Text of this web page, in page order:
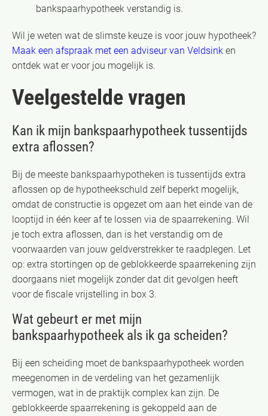
bankspaarhypotheek verstandig is.
Wil je weten wat de slimste keuze is voor jouw hypotheek?
Maak een afspraak met een adviseur van Veldsink en
ontdek wat er voor jou mogelijk is.
Veelgestelde vragen
Kan ik mijn bankspaarhypotheek tussentijds
extra aflossen?
Bij de meeste bankspaarhypotheken is tussentijds extra
aflossen op de hypotheekschuld zelf beperkt mogelijk,
omdat de constructie is opgezet om aan het einde van de
looptijd in één keer af te lossen via de spaarrekening. Wil
je toch extra aflossen, dan is het verstandig om de
voorwaarden van jouw geldverstrekker te raadplegen. Let
op: extra stortingen op de geblokkeerde spaarrekening zijn
doorgaans niet mogelijk zonder dat dit gevolgen heeft
voor de fiscale vrijstelling in box 3.
Wat gebeurt er met mijn
bankspaarhypotheek als ik ga scheiden?
Bij een scheiding moet de bankspaarhypotheek worden
meegenomen in de verdeling van het gezamenlijk
vermogen, wat in de praktijk complex kan zijn. De
geblokkeerde spaarrekening is gekoppeld aan de